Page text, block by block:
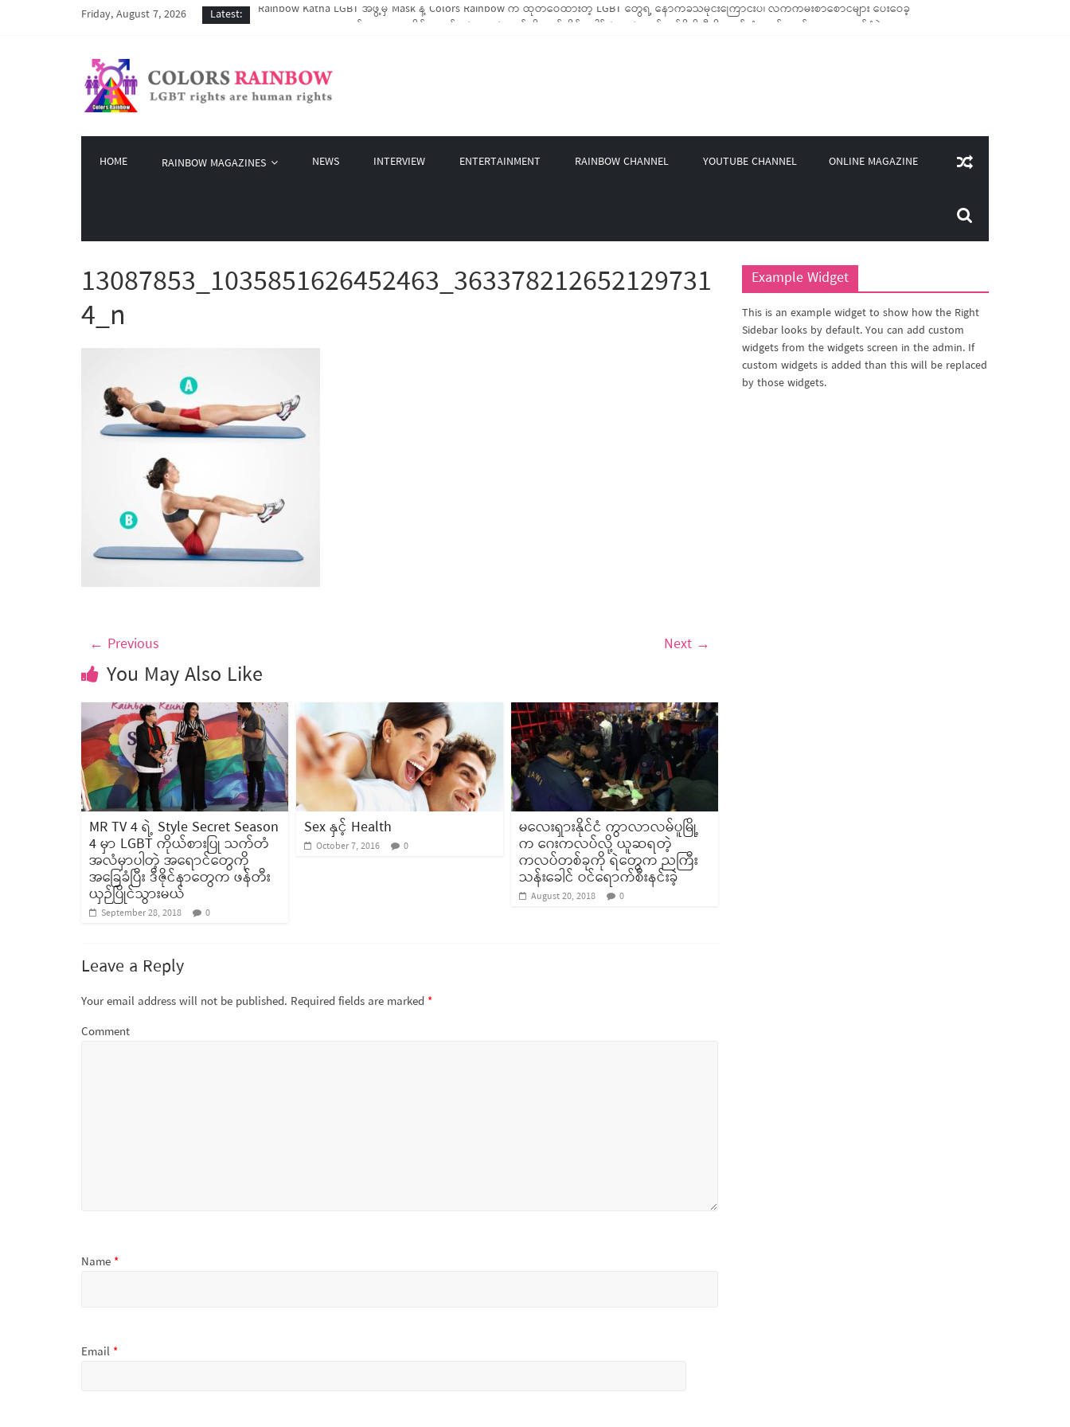
Friday, August 7, 2026 Latest:
COVID-19 ကာလအတွင်း LGBTIQ အိမ်ထောင်စု (၁၀၀၀)ကျော်ကို ကျပ်သိန်းပေါင်း(၄၀၀)ကျော်တန်ဖိုးရှိ မီးဖိုချောင်သုံး ကုန်ပစ္စည်းများ ထောက်ပံ့ခဲ့
Colors Rainbow မှ စက်တင်ဘာလအတွင်း အွန်လိုင်းသင်တန်းနှစ်ခု ဖွင့်လှစ်ပေးနိုင်ခဲ့
HOME RAINBOW MAGAZINES NEWS INTERVIEW ENTERTAINMENT RAINBOW CHANNEL YOUTUBE CHANNEL ONLINE MAGAZINE
13087853_1035851626452463_363378212652129731
4_n
← Previous Next →
You May Also Like
MR TV 4 ရဲ့ Style Secret Season
4 မှာ LGBT ကိုယ်စားပြု သက်တံ
အလံမှာပါတဲ့ အရောင်တွေကို
အခြေခံပြီး ဒီဇိုင်နာတွေက ဖန်တီး
ယှဉ်ပြိုင်သွားမယ်
September 28, 2018 0
Sex နှင့် Health
October 7, 2016 0
မလေးရှားနိုင်ငံ ကွာလာလမ်ပူမြို့
က ဂေးကလပ်လို့ ယူဆရတဲ့
ကလပ်တစ်ခုကို ရဲတွေက ညကြီး
သန်းခေါင် ဝင်ရောက်စီးနင်းခဲ့
August 20, 2018 0
Leave a Reply
Your email address will not be published. Required fields are marked *
Comment
Name *
Email *
Example Widget
This is an example widget to show how the Right
Sidebar looks by default. You can add custom
widgets from the widgets screen in the admin. If
custom widgets is added than this will be replaced
by those widgets.